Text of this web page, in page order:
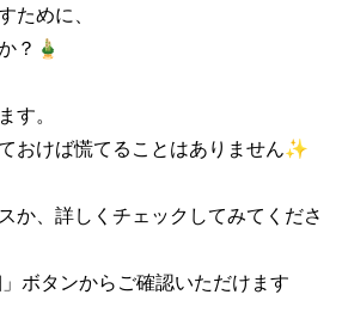
ために、
？🎍
す。
おけば慌てることはありません✨
か、詳しくチェックしてみてくださ
ボタンからご確認いただけます